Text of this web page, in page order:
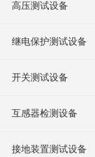
高压测试设备
继电保护测试设备
开关测试设备
互感器检测设备
接地装置测试设备